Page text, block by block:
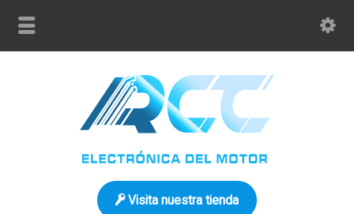
Visita nuestra tienda